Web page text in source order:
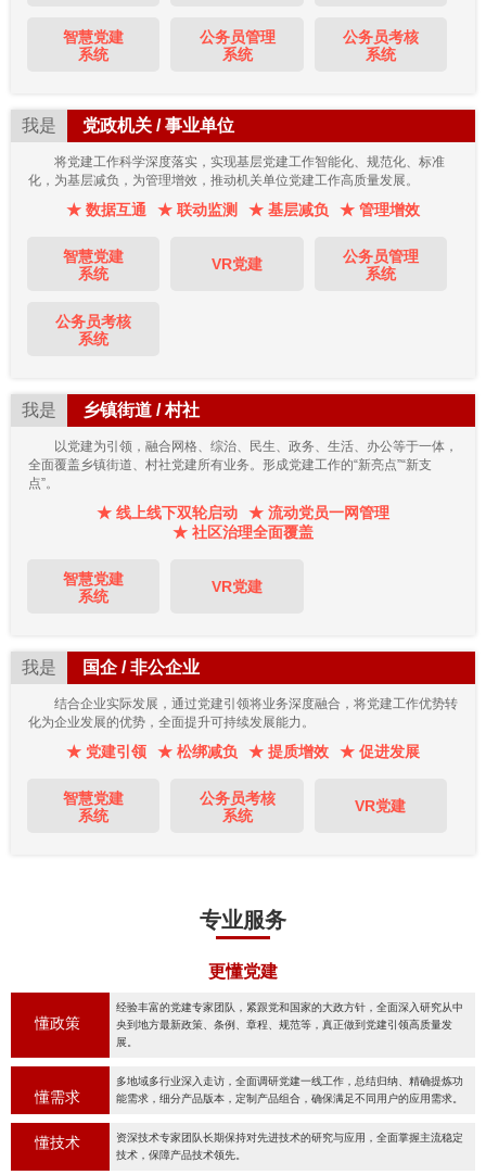
智慧党建
系统
公务员管理
系统
公务员考核
系统
我是 党政机关 / 事业单位
将党建工作科学深度落实，实现基层党建工作智能化、规范化、标准
化，为基层减负，为管理增效，推动机关单位党建工作高质量发展。
★ 数据互通 ★ 联动监测 ★ 基层减负 ★ 管理增效
智慧党建
系统
VR党建
公务员管理
系统
公务员考核
系统
我是 乡镇街道 / 村社
以党建为引领，融合网格、综治、民生、政务、生活、办公等于一体，
全面覆盖乡镇街道、村社党建所有业务。形成党建工作的“新亮点”“新支
点”。
★ 线上线下双轮启动
★ 流动党员一网管理
★ 社区治理全面覆盖
智慧党建
系统
VR党建
我是 国企 / 非公企业
结合企业实际发展，通过党建引领将业务深度融合，将党建工作优势转
化为企业发展的优势，全面提升可持续发展能力。
★ 党建引领 ★ 松绑减负 ★ 提质增效 ★ 促进发展
智慧党建
系统
公务员考核
系统
VR党建
专业服务
更懂党建
懂政策
经验丰富的党建专家团队，紧跟党和国家的大政方针，全面深入研究从中
央到地方最新政策、条例、章程、规范等，真正做到党建引领高质量发
展。
懂需求
多地域多行业深入走访，全面调研党建一线工作，总结归纳、精确提炼功
能需求，细分产品版本，定制产品组合，确保满足不同用户的应用需求。
懂技术
资深技术专家团队长期保持对先进技术的研究与应用，全面掌握主流稳定
技术，保障产品技术领先。